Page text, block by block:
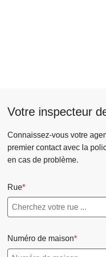
Votre inspecteur
Connaissez-vous votre
premier contact avec la
en cas de problème.
Rue
Numéro de maison